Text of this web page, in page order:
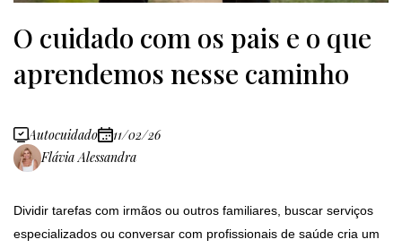
O cuidado com os pais e o que
aprendemos nesse caminho
Autocuidado
11/02/26
Flávia Alessandra
Dividir tarefas com irmãos ou outros familiares, buscar serviços
especializados ou conversar com profissionais de saúde cria um